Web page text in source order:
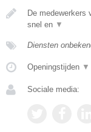
De medewerkers
snel en ▼
Diensten
Openingstijden ▼
Sociale media: